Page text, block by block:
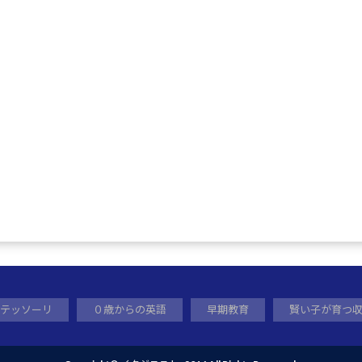
ッソーリ ０歳からの英語 早期教育 賢い子が育つ